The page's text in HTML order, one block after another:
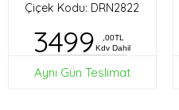
Çiçek Kodu: DRN2822
3499
,00TL
Kdv Dahil
Aynı Gün Teslimat